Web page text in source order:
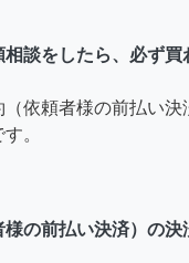
談をしたら、必ず買
（依頼者様の前払い決
。
の前払い決済）の決